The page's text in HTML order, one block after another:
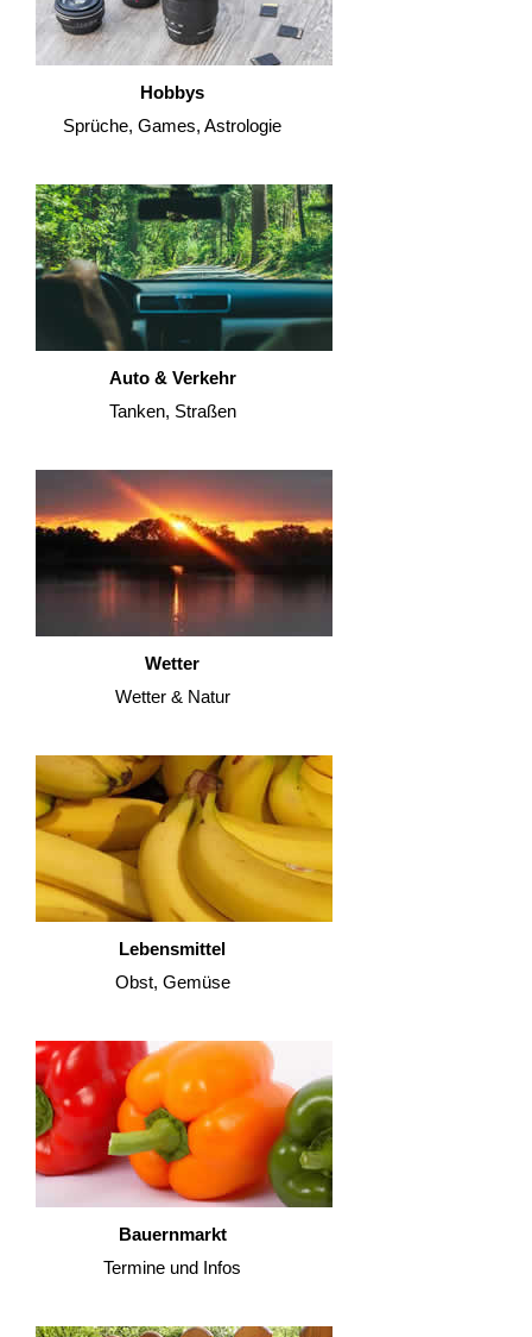
Hobbys
Sprüche, Games, Astrologie
Auto & Verkehr
Tanken, Straßen
Wetter
Wetter & Natur
Lebensmittel
Obst, Gemüse
Bauernmarkt
Termine und Infos